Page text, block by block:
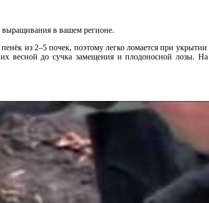
выращивания в вашем регионе.
из 2–5 почек, поэтому легко ломается при
весной до сучка замещения и плодоносной лозы.